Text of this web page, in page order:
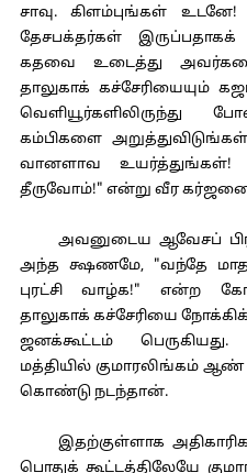
சாவு. கிளம்புங்கள்
தேசபக்தர்கள் இருப்பதாகக்
கதவை உடைத்து
தாலுகாக் கச்சேரியையும்
வெளியூர்களிலிருந்து
கம்பிகளை
வானளாவ உயர்த்துங்கள்!
தீருவோம்!" என்று வீர கர்ஜனை
அவனுடைய ஆவேசப்
அந்த க்ஷணமே, "வந்தே
புரட்சி வாழ்க!" என்ற
தாலுகாக் கச்சேரியை
ஜனக்கூட்டம்
மத்தியில் குமாரலிங்கம்
கொண்டு நடந்தான்.
இதற்குள்ளாக
பொதுக் கூட்டத்திலேயே